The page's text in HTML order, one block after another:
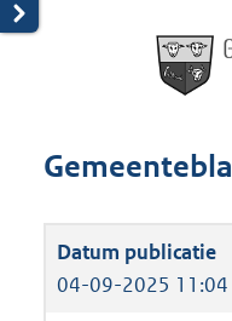
04-09-2025 11:04